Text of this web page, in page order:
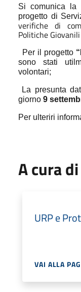
Si comunica la
progetto di
verifiche di
Politiche
Per il progetto
sono stati
volontari;
La presunta
giorno 9
Per ulteriri
A cura di
URP e
VAI ALLA